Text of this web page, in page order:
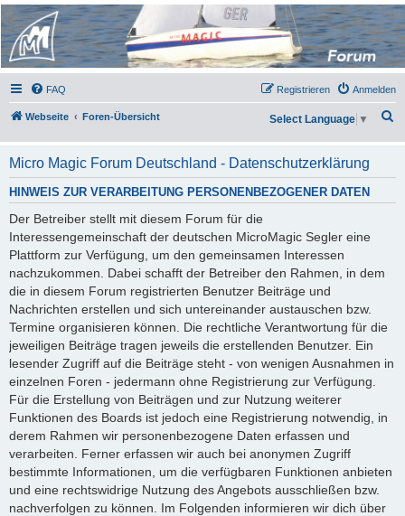
Micro Magic Forum
Deutschland
FAQ Anmelden
Registrieren
Webseite Foren-Übersicht
h
e
Select Language ▼
Micro Magic Forum Deutschland - Datenschutzerklärung
HINWEIS ZUR VERARBEITUNG PERSONENBEZOGENER DATEN
Der Betreiber stellt mit diesem Forum für die
Interessengemeinschaft der deutschen MicroMagic Segler eine
Plattform zur Verfügung, um den gemeinsamen Interessen
nachzukommen. Dabei schafft der Betreiber den Rahmen, in dem
die in diesem Forum registrierten Benutzer Beiträge und
Nachrichten erstellen und sich untereinander austauschen bzw.
Termine organisieren können. Die rechtliche Verantwortung für die
jeweiligen Beiträge tragen jeweils die erstellenden Benutzer. Ein
lesender Zugriff auf die Beiträge steht - von wenigen Ausnahmen in
einzelnen Foren - jedermann ohne Registrierung zur Verfügung.
Für die Erstellung von Beiträgen und zur Nutzung weiterer
Funktionen des Boards ist jedoch eine Registrierung notwendig, in
derem Rahmen wir personenbezogene Daten erfassen und
verarbeiten. Ferner erfassen wir auch bei anonymen Zugriff
bestimmte Informationen, um die verfügbaren Funktionen anbieten
und eine rechtswidrige Nutzung des Angebots ausschließen bzw.
nachverfolgen zu können. Im Folgenden informieren wir dich über